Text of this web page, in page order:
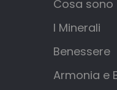
Cosa sono
I Minerali
Benessere
Armonia e